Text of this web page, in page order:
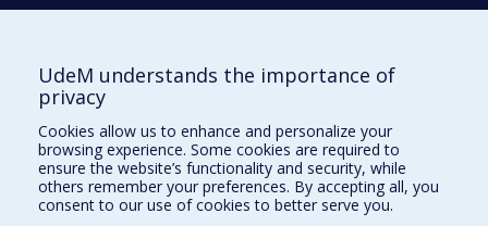
Écoles
Kinésiologie et des sciences de l’activité physique
Orthophonie et audiologie
Réadaptation
Directions
DPC
UdeM understands the importance of
privacy
Cookies allow us to enhance and personalize your
browsing experience. Some cookies are required to
ensure the website’s functionality and security, while
others remember your preferences. By accepting all, you
consent to our use of cookies to better serve you.